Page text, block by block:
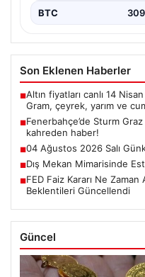
BTC
Son Eklenen Haberler
■Altın fiyatları canlı 14
Gram, çeyrek, yarım ve
■Fenerbahçe’de Sturm
kahreden haber!
■04 Ağustos 2026 Salı
■Dış Mekan Mimarisinde
■FED Faiz Kararı Ne Zaman
Beklentileri Güncellendi
Güncel